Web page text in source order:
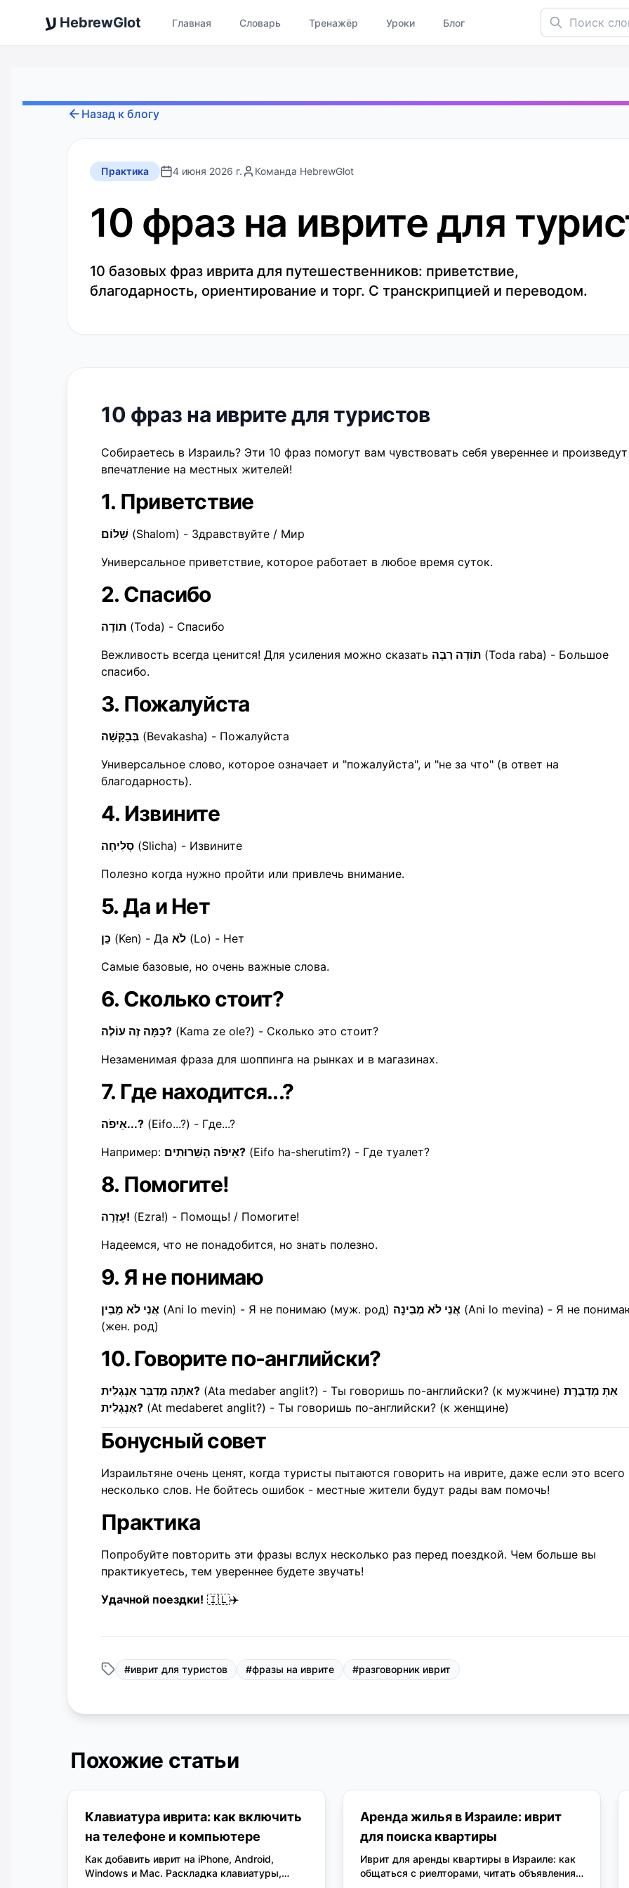
ע HebrewGlot Главная Словарь Тренажёр Уроки Блог
Поиск слов...
Назад к блогу
Практика 4 июня 2026 г. Команда HebrewGlot
10 фраз на иврите для
10 базовых фраз иврита для путешественников: приветствие,
благодарность, ориентирование и торг. С транскрипцией и переводом.
10 фраз на иврите для туристов
Собираетесь в Израиль? Эти 10 фраз помогут вам чувствовать себя увереннее и произведут
впечатление на местных жителей!
1. Приветствие
שָׁלוֹם (Shalom) - Здравствуйте / Мир
Универсальное приветствие, которое работает в любое время суток.
2. Спасибо
תּוֹדָה (Toda) - Спасибо
Вежливость всегда ценится! Для усиления можно сказать תּוֹדָה רַבָּה (Toda raba) - Большое
спасибо.
3. Пожалуйста
בְּבַקָּשָׁה (Bevakasha) - Пожалуйста
Универсальное слово, которое означает и "пожалуйста", и "не за что" (в ответ на
благодарность).
4. Извините
סְלִיחָה (Slicha) - Извините
Полезно когда нужно пройти или привлечь внимание.
5. Да и Нет
כֵּן (Ken) - Да לֹא (Lo) - Нет
Самые базовые, но очень важные слова.
6. Сколько стоит?
כַּמָּה זֶה עוֹלֶה? (Kama ze ole?) - Сколько это стоит?
Незаменимая фраза для шоппинга на рынках и в магазинах.
7. Где находится...?
אֵיפֹה...? (Eifo...?) - Где...?
Например:
אֵיפֹה הַשֵּׁרוּתִים? (Eifo ha-sherutim?) - Где туалет?
8. Помогите!
עֶזְרָה! (Ezra!) - Помощь! / Помогите!
Надеемся, что не понадобится, но знать полезно.
9. Я не понимаю
אֲנִי לֹא מֵבִין (Ani lo mevin) - Я не понимаю (муж. род) אֲנִי לֹא מְבִינָה (Ani lo mevina) - Я не
(жен. род)
10. Говорите по-английски?
אַתָּה מְדַבֵּר אַנְגְלִית? (Ata medaber anglit?) - Ты говоришь по-английски? (к мужчине) אַתְּ מְדַבֶּרֶת
אַנְגְלִית? (At medaberet anglit?) - Ты говоришь по-английски? (к женщине)
Бонусный совет
Израильтяне очень ценят, когда туристы пытаются говорить на иврите, даже если это всего
несколько слов. Не бойтесь ошибок - местные жители будут рады вам помочь!
Практика
Попробуйте повторить эти фразы вслух несколько раз перед поездкой. Чем больше вы
практикуетесь, тем увереннее будете звучать!
Удачной поездки! 🇮🇱✈️
#иврит для туристов #фразы на иврите #разговорник иврит
Похожие статьи
Клавиатура иврита: как включить
на телефоне и компьютере
Как добавить иврит на iPhone, Android,
Windows и Mac. Раскладка клавиатуры,
Аренда жилья в Израиле: иврит
для поиска квартиры
Иврит для аренды квартиры в Израиле: как
общаться с риелторами, читать объявления,